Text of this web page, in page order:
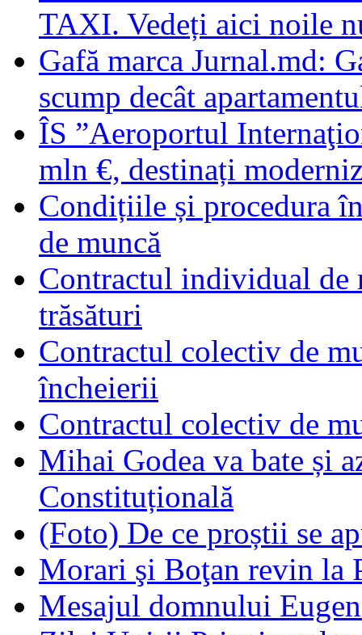
TAXI. Vedeți aici noile
Gafă marca Jurnal.md:
scump decât
ÎS ”Aeroportul
mln €, destinați
Condițiile și procedura
de muncă
Contractul individual de
trăsături
Contractul colectiv de
încheierii
Contractul colectiv de
Mihai Godea va bate și
Constituțională
(Foto) De ce proștii se
Morari şi Boţan revin la
Mesajul domnului